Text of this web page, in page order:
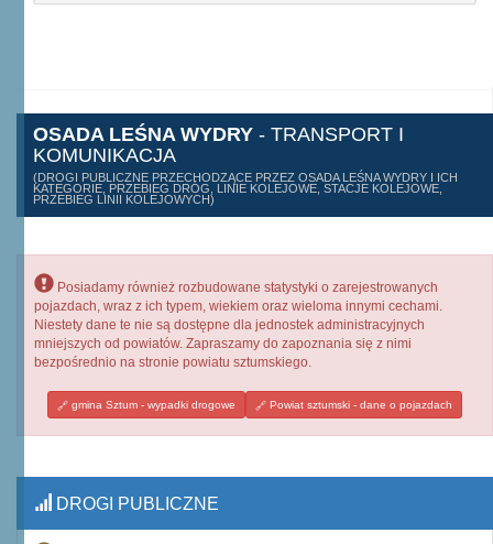
OSADA LEŚNA WYDRY - TRANSPORT I
KOMUNIKACJA
(DROGI PUBLICZNE PRZECHODZĄCE PRZEZ OSADA LEŚNA WYDRY I ICH
KATEGORIE, PRZEBIEG DRÓG, LINIE KOLEJOWE, STACJE KOLEJOWE,
PRZEBIEG LINII KOLEJOWYCH)
Posiadamy również rozbudowane statystyki o zarejestrowanych
pojazdach, wraz z ich typem, wiekiem oraz wieloma innymi cechami.
Niestety dane te nie są dostępne dla jednostek administracyjnych
mniejszych od powiatów. Zapraszamy do zapoznania się z nimi
bezpośrednio na stronie powiatu sztumskiego.
gmina Sztum - wypadki drogowe Powiat sztumski - dane o pojazdach
DROGI PUBLICZNE